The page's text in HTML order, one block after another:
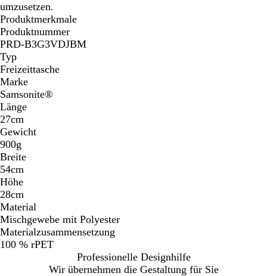
umzusetzen.
Produktmerkmale
Produktnummer
PRD-B3G3VDJBM
Typ
Freizeittasche
Marke
Samsonite®
Länge
27cm
Gewicht
900g
Breite
54cm
Höhe
28cm
Material
Mischgewebe mit Polyester
Materialzusammensetzung
100 % rPET
Professionelle Designhilfe
Wir übernehmen die Gestaltung für Sie